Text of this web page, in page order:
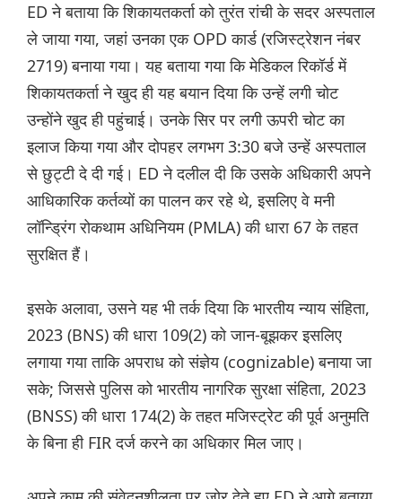
ED ने बताया कि शिकायतकर्ता को तुरंत रांची के सदर अस्पताल
ले जाया गया, जहां उनका एक OPD कार्ड (रजिस्ट्रेशन नंबर
2719) बनाया गया। यह बताया गया कि मेडिकल रिकॉर्ड में
शिकायतकर्ता ने खुद ही यह बयान दिया कि उन्हें लगी चोट
उन्होंने खुद ही पहुंचाई। उनके सिर पर लगी ऊपरी चोट का
इलाज किया गया और दोपहर लगभग 3:30 बजे उन्हें अस्पताल
से छुट्टी दे दी गई। ED ने दलील दी कि उसके अधिकारी अपने
आधिकारिक कर्तव्यों का पालन कर रहे थे, इसलिए वे मनी
लॉन्ड्रिंग रोकथाम अधिनियम (PMLA) की धारा 67 के तहत
सुरक्षित हैं।
इसके अलावा, उसने यह भी तर्क दिया कि भारतीय न्याय संहिता,
2023 (BNS) की धारा 109(2) को जान-बूझकर इसलिए
लगाया गया ताकि अपराध को संज्ञेय (cognizable) बनाया जा
सके; जिससे पुलिस को भारतीय नागरिक सुरक्षा संहिता, 2023
(BNSS) की धारा 174(2) के तहत मजिस्ट्रेट की पूर्व अनुमति
के बिना ही FIR दर्ज करने का अधिकार मिल जाए।